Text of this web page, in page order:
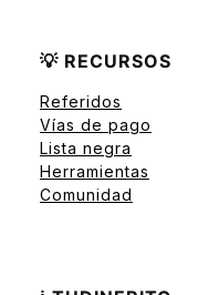
💡 RECURSOS
Referidos
Vías de pago
Lista negra
Herramientas
Comunidad